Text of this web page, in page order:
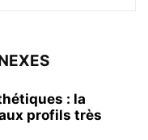
: la
profils très